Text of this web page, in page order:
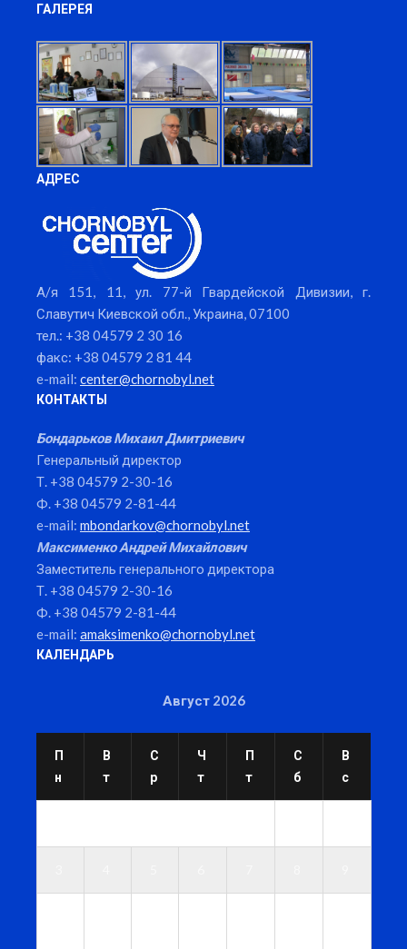
ГАЛЕРЕЯ
АДРЕС
А/я 151, 11, ул. 77-й Гвардейской Дивизии, г.
Славутич Киевской обл., Украина, 07100
тел.: +38 04579 2 30 16
факс: +38 04579 2 81 44
e-mail: center@chornobyl.net
КОНТАКТЫ
Бондарьков Михаил Дмитриевич
Генеральный директор
Т. +38 04579 2-30-16
Ф. +38 04579 2-81-44
e-mail: mbondarkov@chornobyl.net
Максименко Андрей Михайлович
Заместитель генерального директора
Т. +38 04579 2-30-16
Ф. +38 04579 2-81-44
e-mail: amaksimenko@chornobyl.net
КАЛЕНДАРЬ
Август 2026
П
н
В
т
С
р
Ч
т
П
т
С
б
В
с